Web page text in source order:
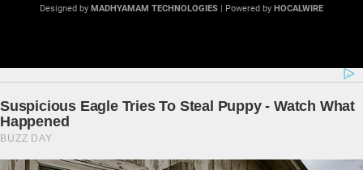
Designed by MADHYAMAM TECHNOLOGIES | Powered by HOCALWIRE